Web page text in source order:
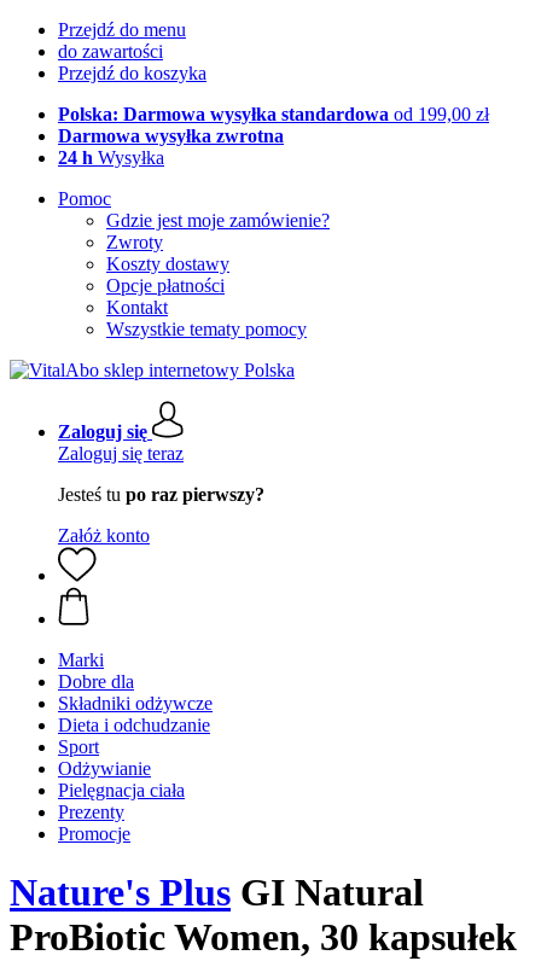
Przejdź do menu
do zawartości
Przejdź do koszyka
Polska: Darmowa wysyłka standardowa od 199,00 zł
Darmowa wysyłka zwrotna
24 h Wysyłka
Pomoc
Gdzie jest moje zamówienie?
Zwroty
Koszty dostawy
Opcje płatności
Kontakt
Wszystkie tematy pomocy
Zaloguj się
Zaloguj się teraz
Jesteś tu po raz pierwszy?
Załóż konto
Marki
Dobre dla
Składniki odżywcze
Dieta i odchudzanie
Sport
Odżywianie
Pielęgnacja ciała
Prezenty
Promocje
Nature's Plus GI Natural
ProBiotic Women, 30 kapsułek